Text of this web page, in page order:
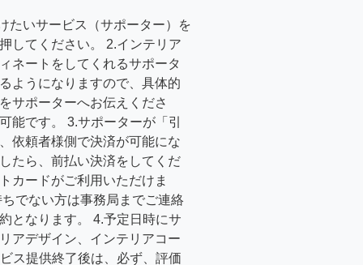
たいサービス（サポーター）を
してください。 2.インテリア
ネートをしてくれるサポータ
ようになりますので、具体的
サポーターへお伝えくださ
能です。 3.サポーターが「引
依頼者様側で決済が可能にな
たら、前払い決済をしてくだ
カードがご利用いただけま
でない方は事務局までご連絡
となります。 4.予定日時にサ
アデザイン、インテリアコー
ス提供終了後は、必ず、評価